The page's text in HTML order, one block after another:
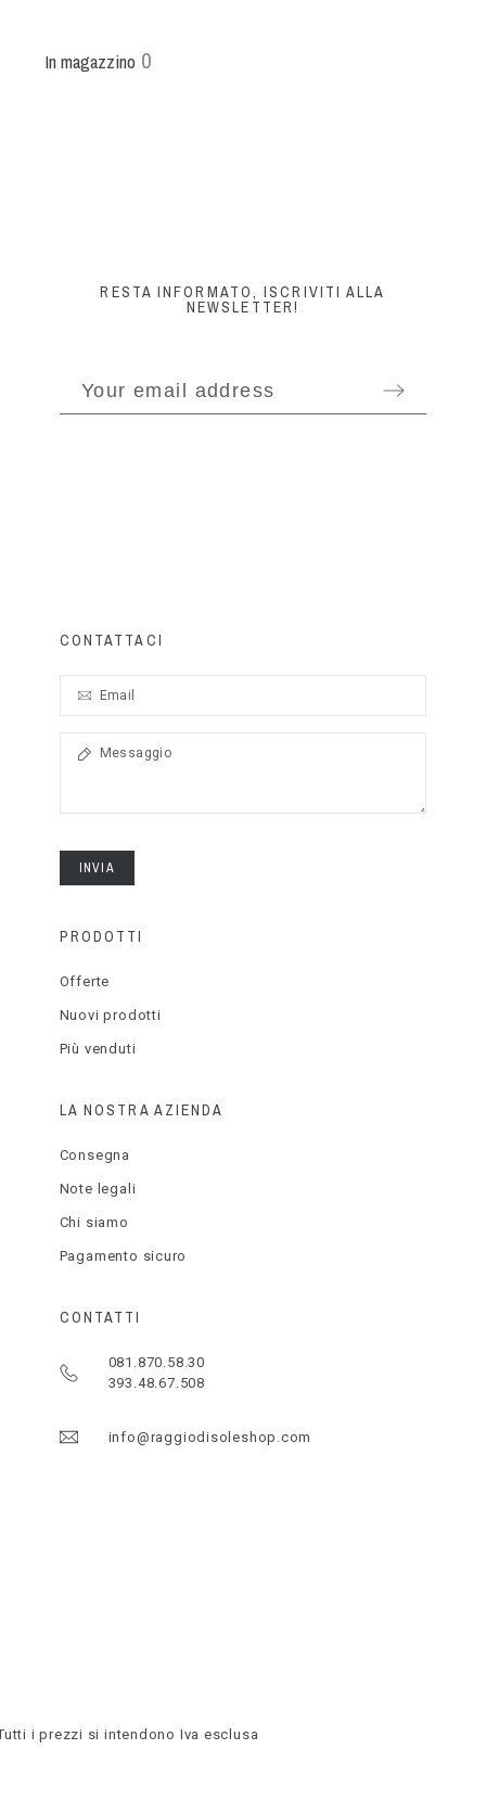
In magazzino 0
RESTA INFORMATO, ISCRIVITI ALLA
NEWSLETTER!
CONTATTACI
INVIA
PRODOTTI
Offerte
Nuovi prodotti
Più venduti
LA NOSTRA AZIENDA
Consegna
Note legali
Chi siamo
Pagamento sicuro
CONTATTI
081.870.58.30
393.48.67.508
info@raggiodisoleshop.com
i prezzi si intendono Iva esclusa